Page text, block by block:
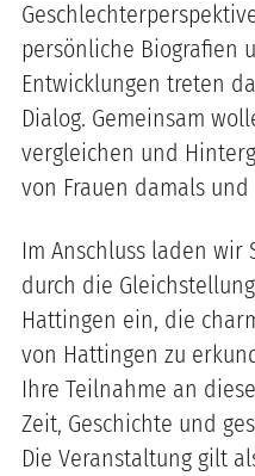
persönliche Biografien
Entwicklungen treten
Dialog. Gemeinsam
vergleichen und
von Frauen damals
Im Anschluss laden wir
durch die
Hattingen ein, die
von Hattingen zu
Ihre Teilnahme an
Zeit, Geschichte und
Die Veranstaltung gilt